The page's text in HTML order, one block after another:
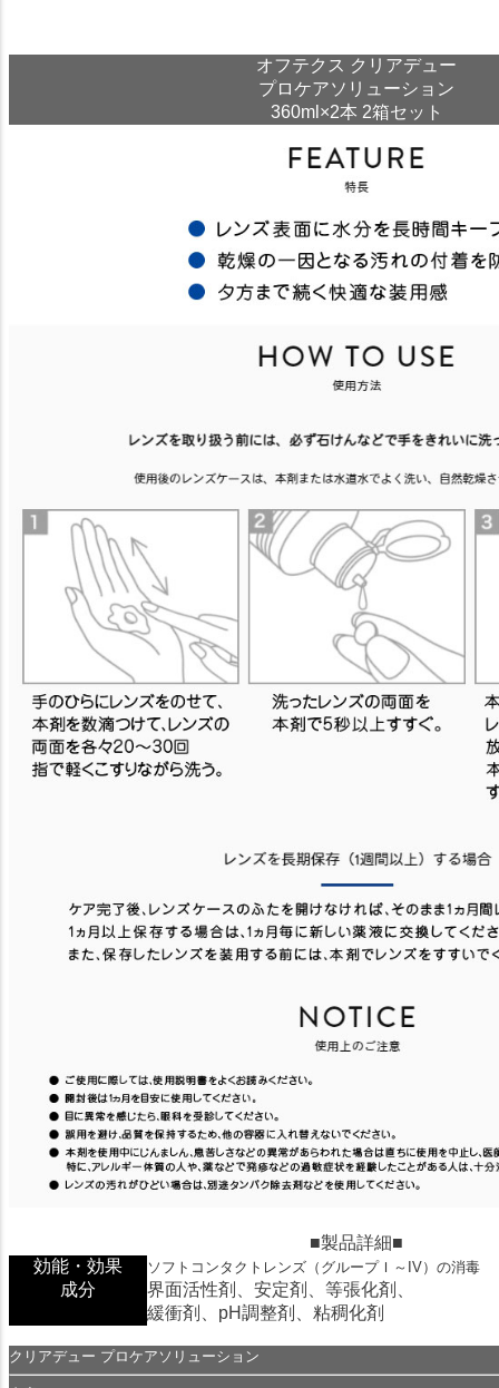
オフテクス クリアデュー
プロケアソリューション
360ml×2本 2箱セット
■製品詳細■
効能・効果
ソフトコンタクトレンズ（グループＩ～IV）の消毒
成分
界面活性剤、安定剤、等張化剤、
緩衝剤、pH調整剤、粘稠化剤
クリアデュー プロケアソリューション